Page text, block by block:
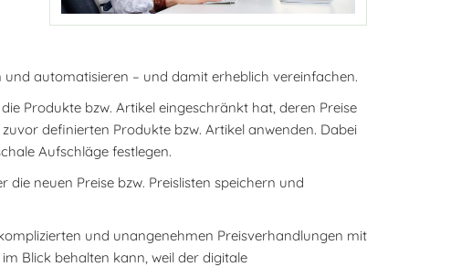
automatisieren – und damit erheblich vereinfachen.
Produkte bzw. Artikel eingeschränkt hat, deren Preise
definierten Produkte bzw. Artikel anwenden. Dabei
Aufschläge festlegen.
neuen Preise bzw. Preislisten speichern und
und unangenehmen Preisverhandlungen mit
Blick behalten kann, weil der digitale